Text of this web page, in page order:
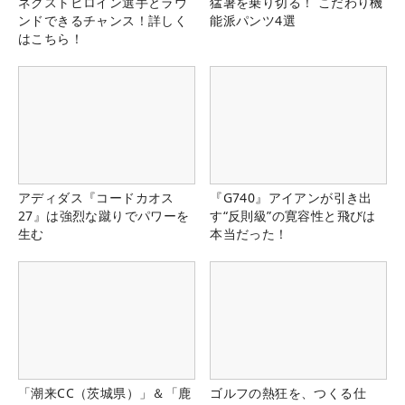
ンドできるチャンス！詳しく
はこちら！
能派パンツ4選
アディダス『コードカオス
27』は強烈な蹴りでパワーを
生む
『G740』アイアンが引き出
す“反則級”の寛容性と飛びは
本当だった！
「潮来CC（茨城県）」＆「鹿
ゴルフの熱狂を、つくる仕